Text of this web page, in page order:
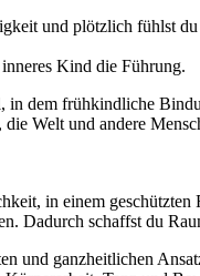
und plötzlich fühlst
Kind die Führung.
dem frühkindliche
Welt und andere
in einem
Dadurch schaffst du
und ganzheitlichen